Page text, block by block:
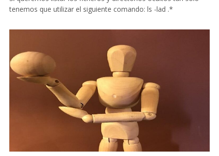
tenemos que utilizar el siguiente comando: ls -lad .*